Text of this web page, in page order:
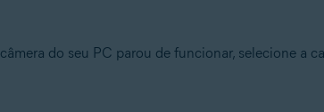
do seu PC parou de funcionar, selecione a